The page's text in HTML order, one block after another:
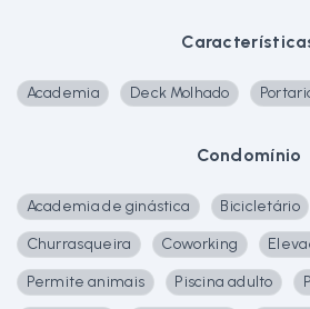
Academia Deck Molhado
Condomínio
Academia de ginástica Bicicletário
Churrasqueira
Coworking
Permite animais
Piscina adulto